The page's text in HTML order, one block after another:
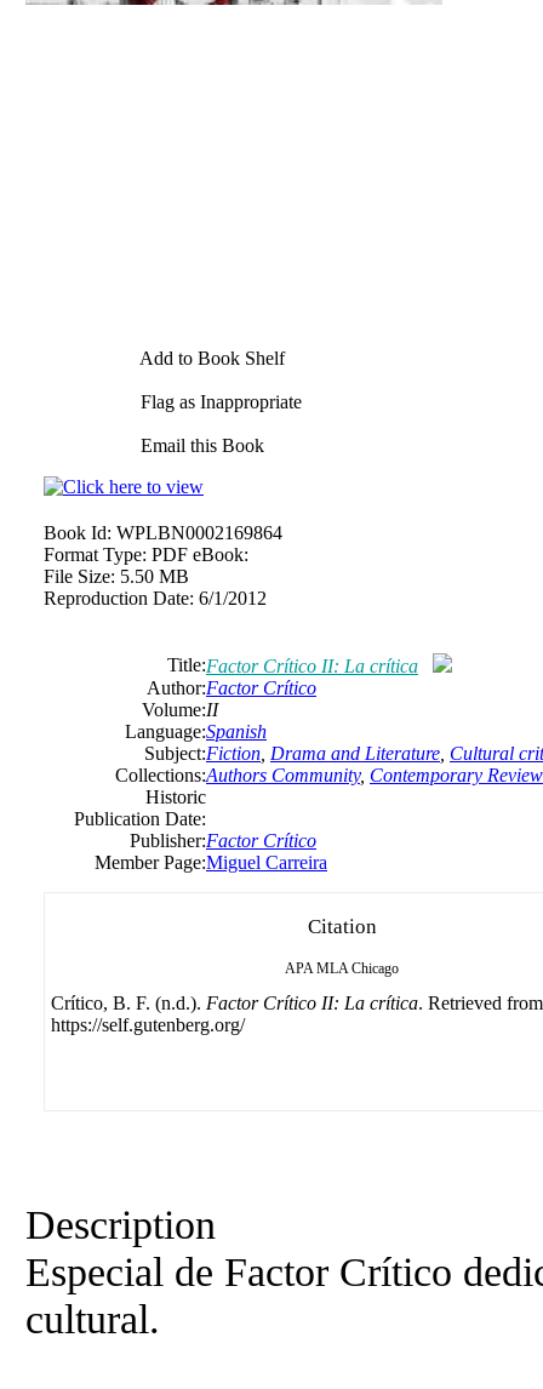
Add to Book Shelf
Flag as Inappropriate
Email this Book
Book Id: WPLBN0002169864
Format Type: PDF eBook:
File Size: 5.50 MB
Reproduction Date: 6/1/2012
Title:Factor Crítico II: La crítica
Author:Factor Crítico
Volume:II
Language:Spanish
Subject:Fiction Drama and Literature Cultural
Collections:Authors Community, Contemporary
Historic
Publication Date:
Publisher:Factor Crítico
Member Page:Miguel Carreira
Citation
APA MLA Chicago
Crítico, B. F. (n.d.). Factor Crítico II: La crítica. Retrieved from
https://self.gutenberg.org/
Description
Especial de Factor Crítico
cultural.